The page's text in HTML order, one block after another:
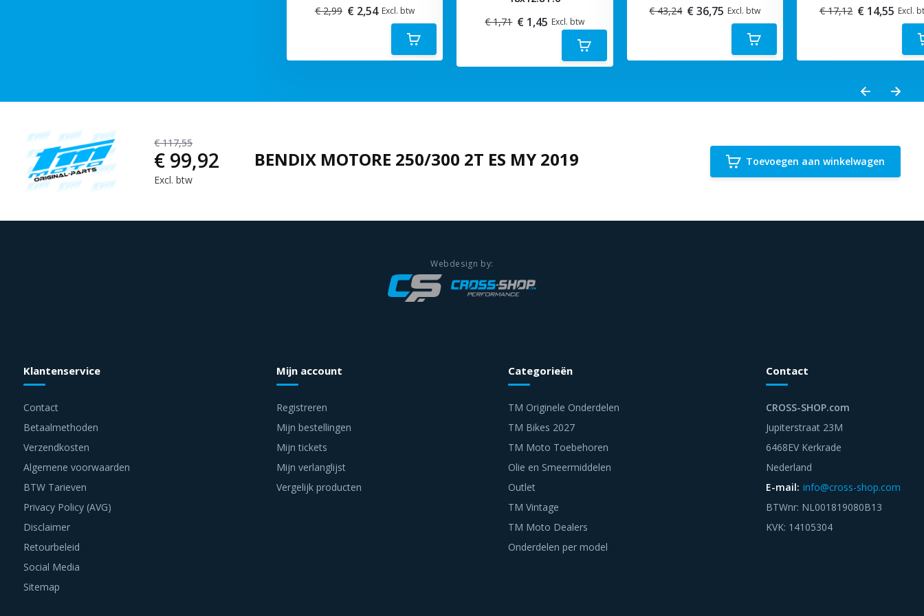
€ 2,99 € 2,54 Excl. btw
€ 1,71 € 1,45 Excl. btw
€ 43,24 € 36,75 Excl. btw
€ 17,12 € 14,55 Excl.
€ 117,55
€ 99,92
Excl. btw
BENDIX MOTORE 250/300 2T ES MY 2019 Toevoegen aan winkelwagen
Klantenservice
Contact
Betaalmethoden
Verzendkosten
Algemene voorwaarden
BTW Tarieven
Privacy Policy (AVG)
Disclaimer
Retourbeleid
Social Media
Sitemap
Mijn account
Registreren
Mijn bestellingen
Mijn tickets
Mijn verlanglijst
Vergelijk producten
Categorieën
TM Originele Onderdelen
TM Bikes 2027
TM Moto Toebehoren
Olie en Smeermiddelen
Outlet
TM Vintage
TM Moto Dealers
Onderdelen per model
Contact
CROSS-SHOP.com
Jupiterstraat 23M
6468EV Kerkrade
Nederland
E-mail: info@cross-shop.com
BTWnr: NL001819080B13
KVK: 14105304